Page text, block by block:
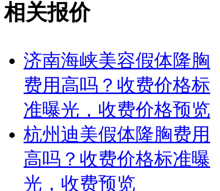
相关报价
济南海峡美容假体隆胸
费用高吗？收费价格标
准曝光，收费价格预览
杭州迪美假体隆胸费用
高吗？收费价格标准曝
光，收费预览